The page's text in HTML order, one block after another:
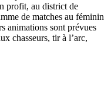
profit, au district de
de matches au féminin
animations sont prévues
chasseurs, tir à l’arc,